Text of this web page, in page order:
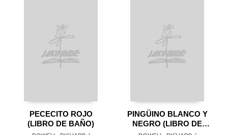
PECECITO ROJO
(LIBRO DE BAÑO)
PINGÜINO BLANCO Y
NEGRO (LIBRO DE
BAÑO)